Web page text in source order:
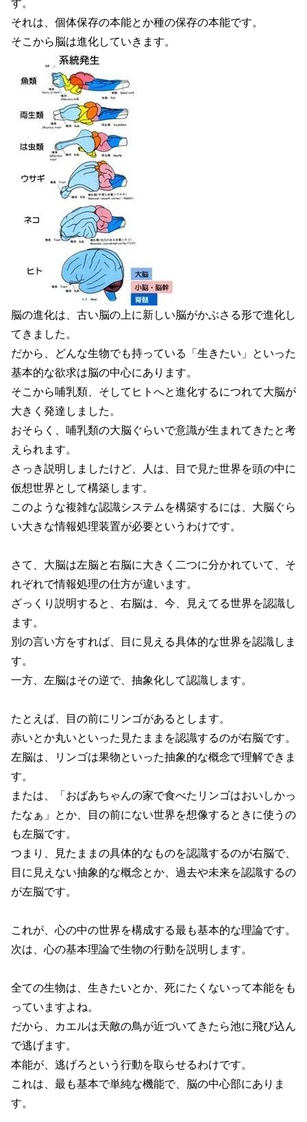
す。
それは、個体保存の本能とか種の保存の本能です。
そこから脳は進化していきます。
脳の進化は、古い脳の上に新しい脳がかぶさる形で進化し
てきました。
だから、どんな生物でも持っている「生きたい」といった
基本的な欲求は脳の中心にあります。
そこから哺乳類、そしてヒトへと進化するにつれて大脳が
大きく発達しました。
おそらく、哺乳類の大脳ぐらいで意識が生まれてきたと考
えられます。
さっき説明しましたけど、人は、目で見た世界を頭の中に
仮想世界として構築します。
このような複雑な認識システムを構築するには、大脳ぐら
い大きな情報処理装置が必要というわけです。
さて、大脳は左脳と右脳に大きく二つに分かれていて、そ
れぞれで情報処理の仕方が違います。
ざっくり説明すると、右脳は、今、見えてる世界を認識し
ます。
別の言い方をすれば、目に見える具体的な世界を認識しま
す。
一方、左脳はその逆で、抽象化して認識します。
たとえば、目の前にリンゴがあるとします。
赤いとか丸いといった見たままを認識するのが右脳です。
左脳は、リンゴは果物といった抽象的な概念で理解できま
す。
または、「おばあちゃんの家で食べたリンゴはおいしかっ
たなぁ」とか、目の前にない世界を想像するときに使うの
も左脳です。
つまり、見たままの具体的なものを認識するのが右脳で、
目に見えない抽象的な概念とか、過去や未来を認識するの
が左脳です。
これが、心の中の世界を構成する最も基本的な理論です。
次は、心の基本理論で生物の行動を説明します。
全ての生物は、生きたいとか、死にたくないって本能をも
っていますよね。
だから、カエルは天敵の鳥が近づいてきたら池に飛び込ん
で逃げます。
本能が、逃げろという行動を取らせるわけです。
これは、最も基本で単純な機能で、脳の中心部にありま
す。